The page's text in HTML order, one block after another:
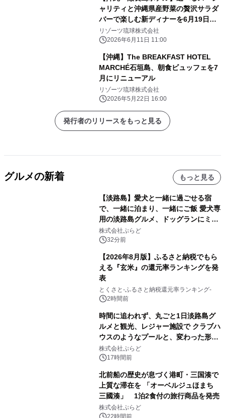
ャリティと沖縄県産野菜の贅沢サラダ
バーで楽しむ新ディナーを6月19日よ
り提供開始
リゾーツ琉球株式会社
2026年6月11日 11:00
【沖縄】The BREAKFAST HOTEL
MARCHÉ石垣島、朝食ビュッフェを7
月にリニューアル
リゾーツ琉球株式会社
2026年5月22日 16:00
発行者のリリースをもっと見る
グルメの新着 もっと見る
【淡路島】愛犬と一緒に過ごせる宿
で、一緒に泊まり、一緒にご飯 愛犬専
用の淡路島グルメ、ドッグランにミニ
プール グランピングとトレーラーハウ
スの2施設で
株式会社ぷらど
32分前
【2026年8月版】ふるさと納税でもら
える『玄米』の還元率ランキングを発
表
とくさと-ふるさと納税還元率ランキング-
2時間前
時間に追われず、丸ごと1日淡路島グ
ルメと観光、レジャー施設で クラブハ
ウスのようなプールと、変わった形の
サウナも 「THE BOXY AWAJI」のお
得な素泊まり連泊プランで
株式会社ぷらど
17時間前
北前船の歴史が息づく港町・三国湊で
上質な滞在を 「オーベルジュほまち
三國湊」 1泊2食付の旅行商品を発売
株式会社ぷらど
22時間前